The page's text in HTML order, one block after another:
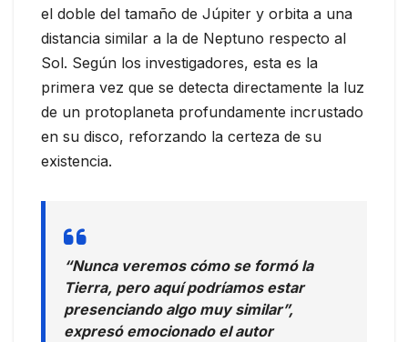
el doble del tamaño de Júpiter y orbita a una
distancia similar a la de Neptuno respecto al
Sol. Según los investigadores, esta es la
primera vez que se detecta directamente la luz
de un protoplaneta profundamente incrustado
en su disco, reforzando la certeza de su
existencia.
“Nunca veremos cómo se formó la
Tierra, pero aquí podríamos estar
presenciando algo muy similar”,
expresó emocionado el autor